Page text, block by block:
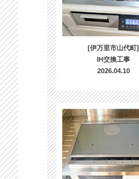
[伊万里市山代町]
IH交換工事
2026.04.10